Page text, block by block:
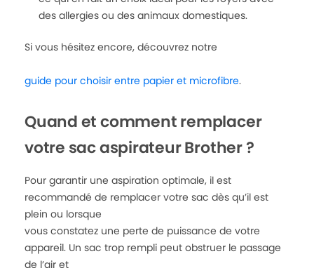
des allergies ou des animaux domestiques.
Si vous hésitez encore, découvrez notre
guide pour choisir entre papier et microfibre.
Quand et comment remplacer
votre sac aspirateur Brother ?
Pour garantir une aspiration optimale, il est
recommandé de remplacer votre sac dès qu’il est
plein ou lorsque
vous constatez une perte de puissance de votre
appareil. Un sac trop rempli peut obstruer le passage
de l’air et